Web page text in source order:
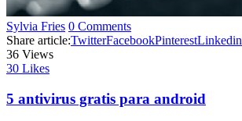
Sylvia Fries 0 Comments
Share article:TwitterFacebookPinterestLinkedin
36 Views
30 Likes
5 antivirus gratis para android